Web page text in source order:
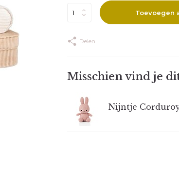
Toevoegen
Delen
Misschien vind je
Nijntje Corduroy